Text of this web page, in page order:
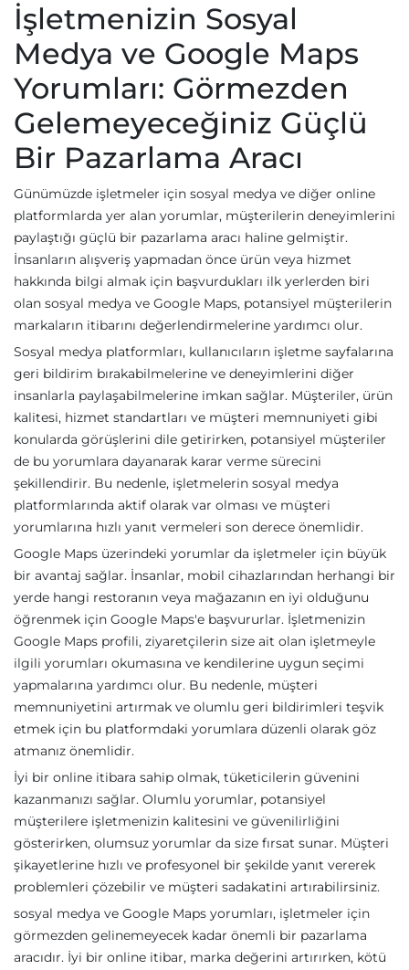
İşletmenizin Sosyal
Medya ve Google Maps
Yorumları: Görmezden
Gelemeyeceğiniz Güçlü
Bir Pazarlama Aracı
Günümüzde işletmeler için sosyal medya ve diğer online
platformlarda yer alan yorumlar, müşterilerin deneyimlerini
paylaştığı güçlü bir pazarlama aracı haline gelmiştir.
İnsanların alışveriş yapmadan önce ürün veya hizmet
hakkında bilgi almak için başvurdukları ilk yerlerden biri
olan sosyal medya ve Google Maps, potansiyel müşterilerin
markaların itibarını değerlendirmelerine yardımcı olur.
Sosyal medya platformları, kullanıcıların işletme sayfalarına
geri bildirim bırakabilmelerine ve deneyimlerini diğer
insanlarla paylaşabilmelerine imkan sağlar. Müşteriler, ürün
kalitesi, hizmet standartları ve müşteri memnuniyeti gibi
konularda görüşlerini dile getirirken, potansiyel müşteriler
de bu yorumlara dayanarak karar verme sürecini
şekillendirir. Bu nedenle, işletmelerin sosyal medya
platformlarında aktif olarak var olması ve müşteri
yorumlarına hızlı yanıt vermeleri son derece önemlidir.
Google Maps üzerindeki yorumlar da işletmeler için büyük
bir avantaj sağlar. İnsanlar, mobil cihazlarından herhangi bir
yerde hangi restoranın veya mağazanın en iyi olduğunu
öğrenmek için Google Maps'e başvururlar. İşletmenizin
Google Maps profili, ziyaretçilerin size ait olan işletmeyle
ilgili yorumları okumasına ve kendilerine uygun seçimi
yapmalarına yardımcı olur. Bu nedenle, müşteri
memnuniyetini artırmak ve olumlu geri bildirimleri teşvik
etmek için bu platformdaki yorumlara düzenli olarak göz
atmanız önemlidir.
İyi bir online itibara sahip olmak, tüketicilerin güvenini
kazanmanızı sağlar. Olumlu yorumlar, potansiyel
müşterilere işletmenizin kalitesini ve güvenilirliğini
gösterirken, olumsuz yorumlar da size fırsat sunar. Müşteri
şikayetlerine hızlı ve profesyonel bir şekilde yanıt vererek
problemleri çözebilir ve müşteri sadakatini artırabilirsiniz.
sosyal medya ve Google Maps yorumları, işletmeler için
görmezden gelinemeyecek kadar önemli bir pazarlama
aracıdır. İyi bir online itibar, marka değerini artırırken, kötü